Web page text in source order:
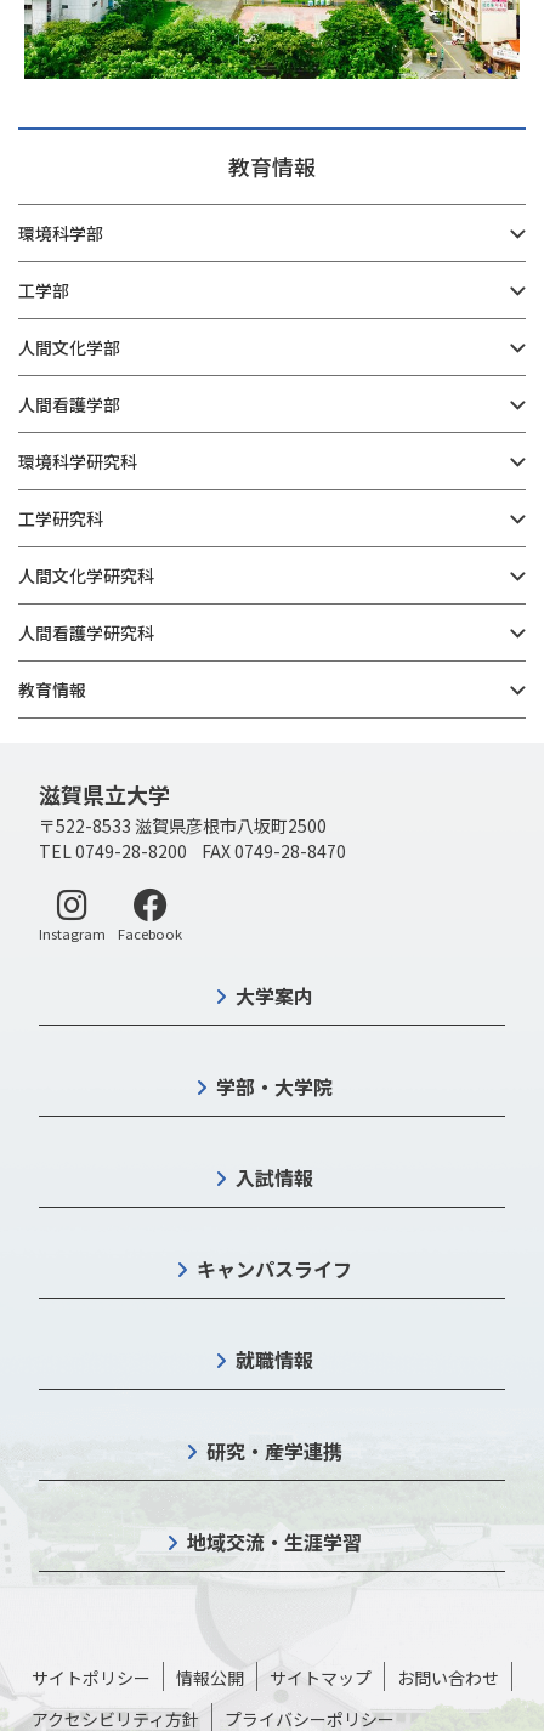
教育情報
環境科学部
工学部
人間文化学部
人間看護学部
環境科学研究科
工学研究科
人間文化学研究科
人間看護学研究科
教育情報
滋賀県立大学
〒522-8533 滋賀県彦根市八坂町2500
TEL 0749-28-8200 FAX 0749-28-8470
Instagram 別ウィンドウで開く
Facebook別ウィンドウで開く
大学案内
学部・大学院
入試情報
キャンパスライフ
就職情報
研究・産学連携
地域交流・生涯学習
サイトポリシー 情報公開 サイトマップ
お問い合わせ
アクセシビリティ方針
プライバシーポリシー